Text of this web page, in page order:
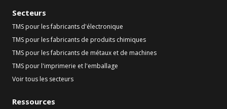
Secteurs
TMS pour les fabricants d'électronique
TMS pour les fabricants de produits chimiques
TMS pour les fabricants de métaux et de machines
TMS pour l'imprimerie et l'emballage
Voir tous les secteurs
Ressources